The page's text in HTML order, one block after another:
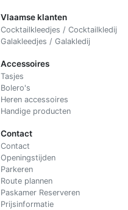
Vlaamse klanten
Cocktailkleedjes / Cocktailkledij
Galakleedjes / Galakledij
Accessoires
Tasjes
Bolero's
Heren accessoires
Handige producten
Contact
Contact
Openingstijden
Parkeren
Route plannen
Paskamer Reserveren
Prijsinformatie